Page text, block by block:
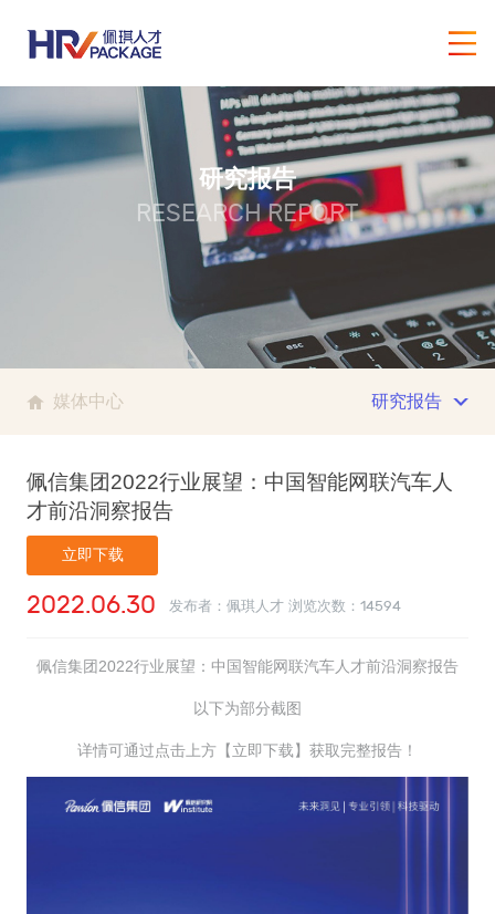
研究报告
RESEARCH REPORT
媒体中心 研究报告
佩信集团2022行业展望：中国智能网联汽车人
才前沿洞察报告
立即下载
2022.06.30 发布者：佩琪人才 浏览次数： 14594
佩信集团2022行业展望：中国智能网联汽车人才前沿洞察报告
以下为部分截图
详情可通过点击上方【立即下载】获取完整报告！